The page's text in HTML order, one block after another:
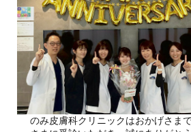
のみ皮膚科クリニックはおかげさま